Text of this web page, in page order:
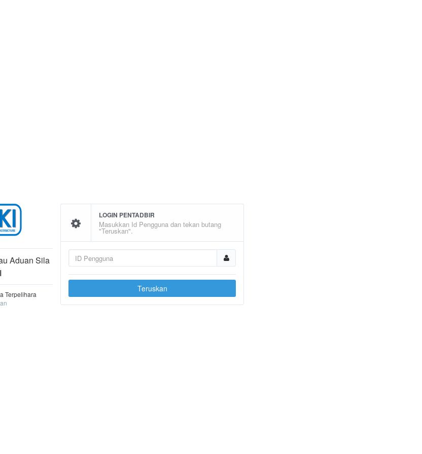
Aduan Sila
Terpelihara
LOGIN PENTADBIR
Masukkan Id Pengguna dan tekan butang
"Teruskan".
Teruskan